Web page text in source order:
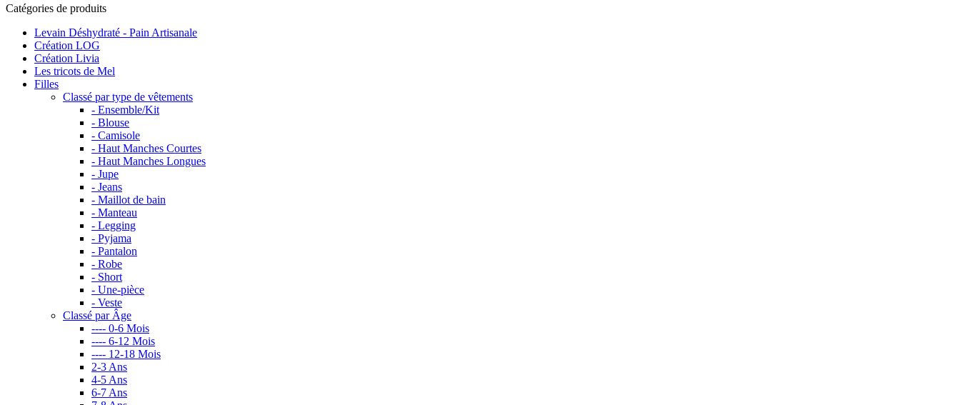
Catégories de produits
Levain Déshydraté - Pain Artisanale
Création LOG
Création Livia
Les tricots de Mel
Filles
Classé par type de vêtements
- Ensemble/Kit
- Blouse
- Camisole
- Haut Manches Courtes
- Haut Manches Longues
- Jupe
- Jeans
- Maillot de bain
- Manteau
- Legging
- Pyjama
- Pantalon
- Robe
- Short
- Une-pièce
- Veste
Classé par Âge
---- 0-6 Mois
---- 6-12 Mois
---- 12-18 Mois
2-3 Ans
4-5 Ans
6-7 Ans